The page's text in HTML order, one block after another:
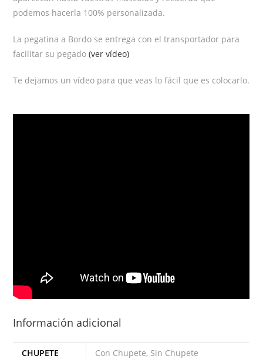
podemos hacerla 100% personalizada.
La pegatina a Bordo se entrega con el transportador para
facilitar su pegado(ver vídeo)
Te dejamos un vídeo para que veas lo fácil que es colocarlo.
Información adicional
CHUPETE Con Chupete, Sin Chupete